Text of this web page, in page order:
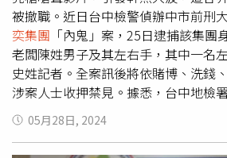
被撤職。近日台中檢警偵辦中市前刑
奕集團 「內鬼」案，25日逮捕該集團
老闆陳姓男子及其左右手，其中一名
史姓記者。全案訊後將依賭博、洗錢
涉案人士收押禁見。據悉，台中地檢
明佐案，發現其涉嫌貪污、洩密，更
「門神」身份。檢方第一波行動針對
05月28日, 2024